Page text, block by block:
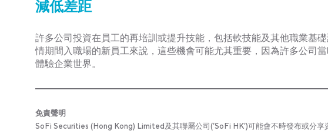
減低差距
許多公司投資在員工的再培訓或提升技能，包括軟技能及其他職業基
情期間入職場的新員工來說，這些機會可能尤其重要，因為許多公司
體驗企業世界。
免責聲明
SoFi Securities (Hong Kong) Limited及其聯屬公司(‘SoFi HK’)可能會不時發布或分